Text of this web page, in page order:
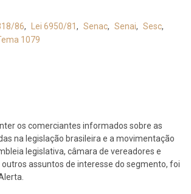
86, Lei 6950/81 , Senac, Senai, Sesc,
1079
os comerciantes informados sobre as
na legislação brasileira e a movimentação
legislativa, câmara de vereadores e
assuntos de interesse do segmento, foi